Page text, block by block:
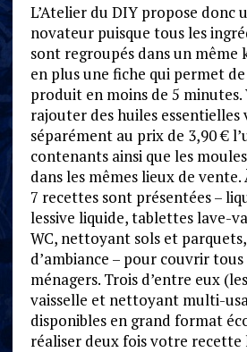
L’Atelier du DIY propose donc
novateur puisque tous les
sont regroupés dans un
en plus une fiche qui permet
produit en moins de 5 minutes.
rajouter des huiles essentielles
séparément au prix de 3,90 €
contenants ainsi que les
dans les mêmes lieux de
7 recettes sont présentées –
lessive liquide, tablettes lave-
WC, nettoyant sols et
d’ambiance – pour couvrir tous
ménagers. Trois d’entre eux
vaisselle et nettoyant multi-
disponibles en grand format
réaliser deux fois votre recette